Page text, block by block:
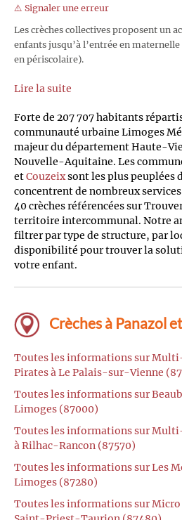
⚠️ Signaler une erreur
Les crèches collectives proposent un
enfants jusqu’à l’entrée en maternelle
en périscolaire).
Lire la suite
Forte de 207 707 habitants
communauté urbaine Limoges
majeur du département Haute-
Nouvelle-Aquitaine. Les
etCouzeixsont les plus peuplées
concentrent de nombreux
40 crèches référencées sur
territoire intercommunal. Notre
filtrer par type de structure, par
disponibilité pour trouver la
votre enfant.
Crèches à Panazol
Toutes les informations sur
Pirates à Le Palais-sur-Vienne
Toutes les informations sur
Limoges (87000)
Toutes les informations sur
à Rilhac-Rancon (87570)
Toutes les informations sur Les
Limoges (87280)
Toutes les informations sur Micro